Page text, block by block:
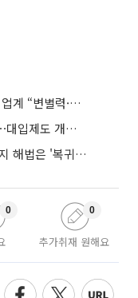
수능 절대평가·서논술형 공론화⋯입시업계 “변별력·사교육 대책 먼저”
국교위, 국가교육발전계획 10월 공개⋯대입제도 개편 공론화 추진
"육아휴직만으론 한계"⋯여성 경력유지 해법은 '복귀 후 유연근무’
0
추가취재 원해요
0